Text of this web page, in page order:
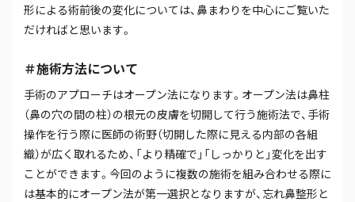
形による術前後の変化については、鼻まわりを中心にご覧いた
だければと思います。
＃施術方法について
手術のアプローチはオープン法になります。オープン法は鼻柱
（鼻の穴の間の柱）の根元の皮膚を切開して行う施術法で、手術
操作を行う際に医師の術野（切開した際に見える内部の各組
織）が広く取れるため、「より精確で」「しっかりと」変化を出す
ことができます。今回のように複数の施術を組み合わせる際に
は基本的にオープン法が第一選択となりますが、忘れ鼻整形と